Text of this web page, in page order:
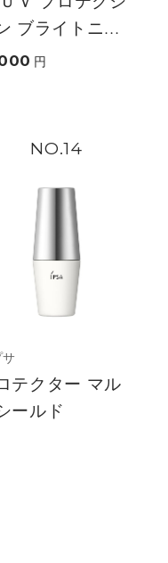
ブライトニ...
円
14
テクター マル
ールド